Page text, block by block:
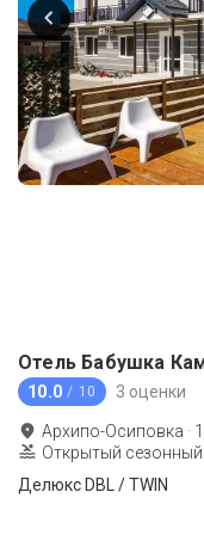
Отель Бабушка
10.0 / 10 3 оценки
Архипо-Осиповка ·
Открытый
Делюкс DBL / TWIN